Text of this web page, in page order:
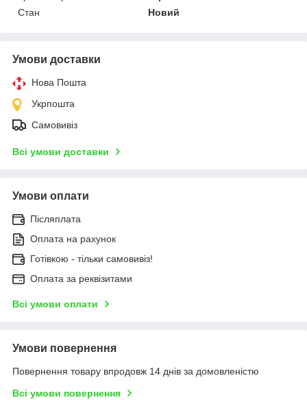
Стан
Новий
Умови доставки
Нова Пошта
Укрпошта
Самовивіз
Всі умови доставки
Умови оплати
Післяплата
Оплата на рахунок
Готівкою - тільки самовивіз!
Оплата за реквізитами
Всі умови оплати
Умови повернення
Повернення товару впродовж 14 днів за домовленістю
Всі умови повернення